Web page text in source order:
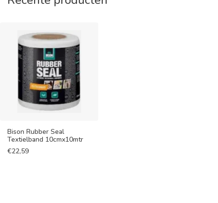
Bison Rubber Seal
Textielband 10cmx10mtr
€22,59